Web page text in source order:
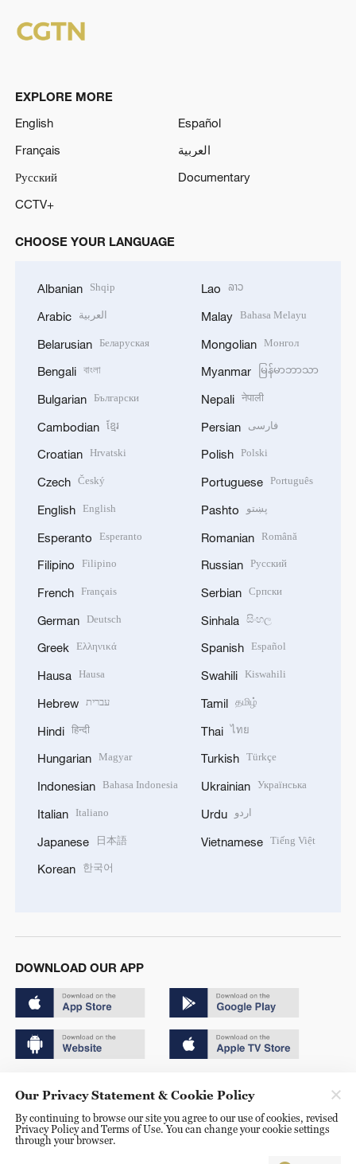
EXPLORE MORE
English
Español
Français
العربية
Русский
Documentary
CCTV+
CHOOSE YOUR LANGUAGE
Albanian Shqip
Arabic العربية
Belarusian Беларуская
Bengali বাংলা
Bulgarian Български
Cambodian ខ្មែរ
Croatian Hrvatski
Czech Český
English English
Esperanto Esperanto
Filipino Filipino
French Français
German Deutsch
Greek Ελληνικά
Hausa Hausa
Hebrew עברית
Hindi हिन्दी
Hungarian Magyar
Indonesian Bahasa Indonesia
Italian Italiano
Japanese 日本語
Korean 한국어
Lao ລາວ
Malay Bahasa Melayu
Mongolian Монгол
Myanmar မြန်မာဘာသာ
Nepali नेपाली
Persian فارسی
Polish Polski
Portuguese Português
Pashto پښتو
Romanian Română
Russian Русский
Serbian Српски
Sinhala සිංහල
Spanish Español
Swahili Kiswahili
Tamil தமிழ்
Thai ไทย
Turkish Türkçe
Ukrainian Українська
Urdu اردو
Vietnamese Tiếng Việt
DOWNLOAD OUR APP
京ICP备20000184号
京公网安备 11010502050052号
Our Privacy Statement & Cookie Policy
By continuing to browse our site you agree to our use of cookies, revised
Privacy Policy and Terms of Use. You can change your cookie settings
through your browser.